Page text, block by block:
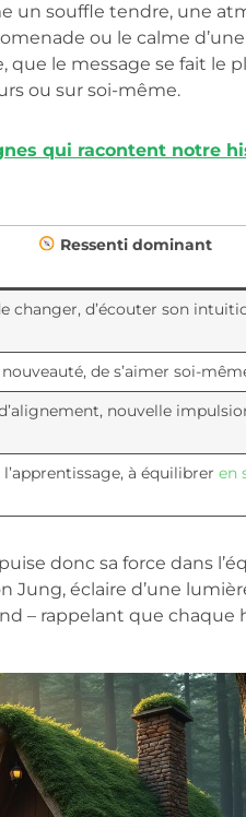
un souffle tendre, une
ou le calme
le message se fait le
ou sur soi-même.
qui racontent notre
Ressenti dominant
changer, d’écouter son
de s’aimer soi-
nouvelle
à équilibrer en
donc sa force dans
Jung, éclaire d’une
– rappelant que chaque